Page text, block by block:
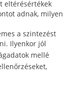
eltérésértékek
adnak, milyen
a szintezést
Ilyenkor jól
mellé